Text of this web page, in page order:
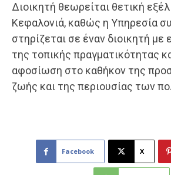
Διοικητή θεωρείται θετική
Κεφαλονιά, καθώς η Υπηρεσία
στηρίζεται σε έναν διοικητή με
της τοπικής πραγματικότητας
αφοσίωση στο καθήκον της
ζωής και της περιουσίας των
Facebook X